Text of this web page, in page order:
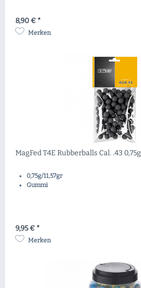
8,90 € *
Merken
MagFed T4E Rubberballs Cal. .43 0,75g
0,75g/11,57gr
Gummi
9,95 € *
Merken